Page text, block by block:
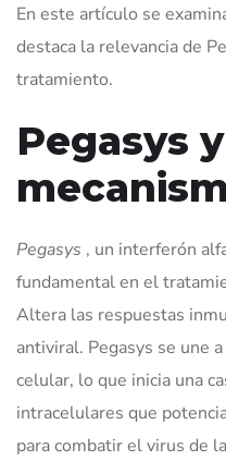
En este artículo se
destaca la relevancia de
tratamiento.
Pegasys
Pegasys , un interferón
fundamental en el
Altera las respuestas
antiviral. Pegasys se une
celular, lo que inicia una
intracelulares que
para combatir el virus de